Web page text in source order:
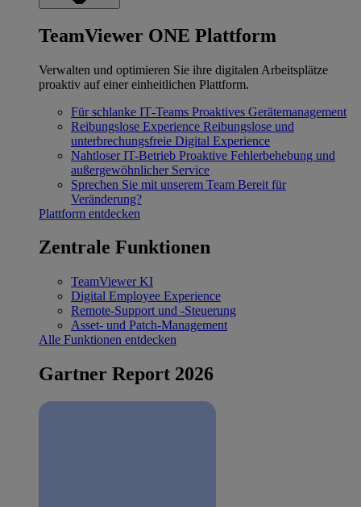
TeamViewer ONE Plattform
Verwalten und optimieren Sie ihre digitalen Arbeitsplätze
proaktiv auf einer einheitlichen Plattform.
Für schlanke IT‐Teams Proaktives Gerätemanagement
Reibungslose Experience Reibungslose und
unterbrechungsfreie Digital Experience
Nahtloser IT-Betrieb Proaktive Fehlerbehebung und
außergewöhnlicher Service
Sprechen Sie mit unserem Team Bereit für
Veränderung?
Plattform entdecken
Zentrale Funktionen
TeamViewer KI
Digital Employee Experience
Remote-Support und -Steuerung
Asset- und Patch-Management
Alle Funktionen entdecken
Gartner Report 2026